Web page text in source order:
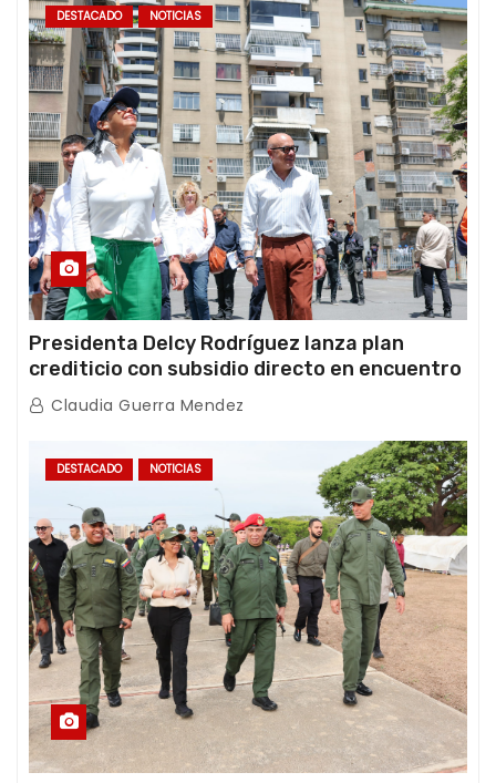
DESTACADO NOTICIAS
Presidenta Delcy Rodríguez lanza plan
crediticio con subsidio directo en encuentro
con Juntas de Condominio
Claudia Guerra Mendez
DESTACADO NOTICIAS